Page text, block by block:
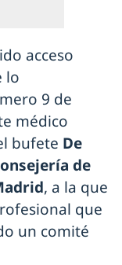
acceso
lo
9 de
médico
bufete De
de
, a la que
que
un comité